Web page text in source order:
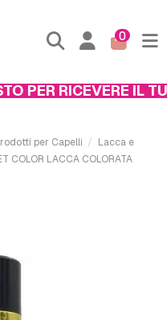
0
PER RICEVERE IL
per Capelli
Lacca e
COLOR LACCA COLORATA